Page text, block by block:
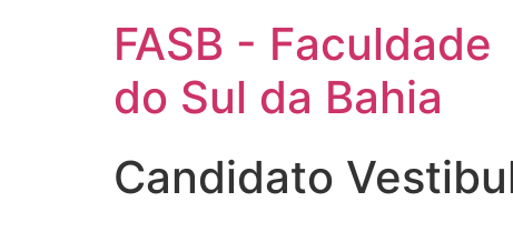
FASB - Faculdade
do Sul da Bahia
Candidato